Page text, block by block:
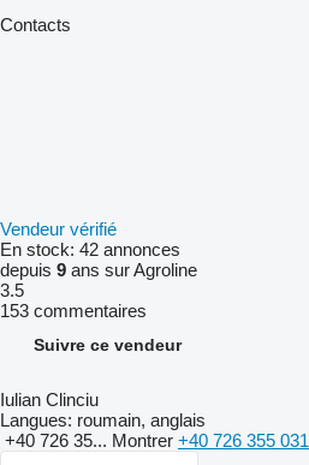
Contacts
Vendeur vérifié
En stock: 42 annonces
depuis 9 ans sur Agroline
3.5
153 commentaires
Suivre ce vendeur
Iulian Clinciu
Langues: roumain, anglais
+40 726 35... Montrer +40 726 355 031